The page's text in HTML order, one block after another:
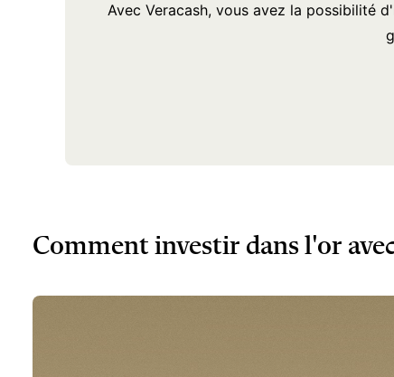
Avec Veracash, vous avez la possibilité
Comment investir dans l'or